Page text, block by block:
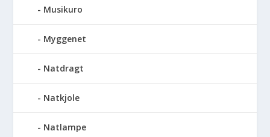
Musikuro
Myggenet
Natdragt
Natkjole
Natlampe